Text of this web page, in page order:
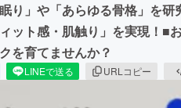
り」や「あらゆる骨格」を
ット感・肌触り」を実現！■
を育てませんか？
LINEで送る URLコピー